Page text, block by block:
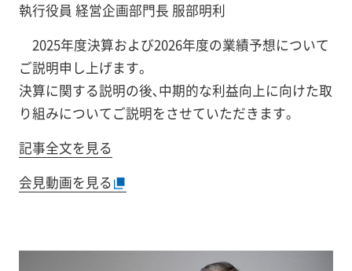
執行役員 経営企画部門長 服部明利
2025年度決算および2026年度の業績予想について
ご説明申し上げます。
決算に関する説明の後､中期的な利益向上に向けた取
り組みについてご説明をさせていただきます｡
記事全文を見る
会見動画を見る